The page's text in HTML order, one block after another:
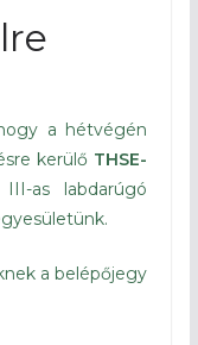
a hétvégén
kerülő THSE-
as labdarúgó
a belépőjegy